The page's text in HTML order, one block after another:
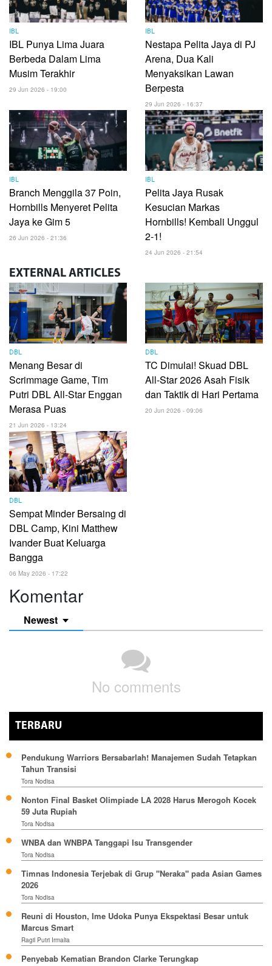
IBL
IBL Punya Lima Juara
Berbeda Dalam Lima
Musim Terakhir
29 Jun 2026 - 19:00
IBL
Nestapa Pelita Jaya di PJ
Arena, Dua Kali
Menyaksikan Lawan
Berpesta
29 Jun 2026 - 16:37
IBL
Branch Menggila 37 Poin,
Hornbills Menyeret Pelita
Jaya ke Gim 5
26 Jun 2026 - 21:36
IBL
Pelita Jaya Rusak
Kesucian Markas
Hornbills! Kembali Unggul
2-1!
24 Jun 2026 - 21:54
EXTERNAL ARTICLES
DBL
Menang Besar di
Scrimmage Game, Tim
Putri DBL All-Star Enggan
Merasa Puas
21 Jun 2026 - 13:24
DBL
TC Dimulai! Skuad DBL
All-Star 2026 Asah Fisik
dan Taktik di Hari Pertama
20 Jun 2026 - 09:06
DBL
Sempat Minder Bersaing di
DBL Camp, Kini Matthew
Ivander Buat Keluarga
Bangga
06 May 2026 - 17:22
Komentar
Newest
No comments
TERBARU
Pendukung Warriors Bersabarlah! Manajemen Sudah Tetapkan
Tahun Transisi
Tora Nodisa
Nonton Final Basket Olimpiade LA 2028 Harus Merogoh Kocek
59 Juta Rupiah
Tora Nodisa
WNBA dan WNBPA Tanggapi Isu Transgender
Tora Nodisa
Timnas Indonesia Terjebak di Grup "Neraka" pada Asian Games
2026
Tora Nodisa
Reuni di Houston, Ime Udoka Punya Ekspektasi Besar untuk
Marcus Smart
Ragil Putri Irmalia
Penyebab Kematian Brandon Clarke Terungkap